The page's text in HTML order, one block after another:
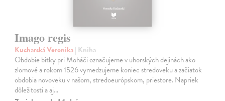
Imago regis
Kucharská Veronika| Kniha
Obdobie bitky pri Moháči označujeme v uhorských dejinách ako
zlomové a rokom 1526 vymedzujeme koniec stredoveku a začiatok
obdobia novoveku v našom, stredoeurópskom, priestore. Napriek
dôležitosti a aj…